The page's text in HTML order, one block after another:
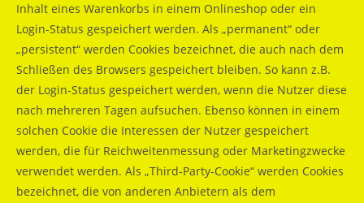
Inhalt eines Warenkorbs in einem Onlineshop oder ein
Login-Status gespeichert werden. Als „permanent“ oder
„persistent“ werden Cookies bezeichnet, die auch nach dem
Schließen des Browsers gespeichert bleiben. So kann z.B.
der Login-Status gespeichert werden, wenn die Nutzer diese
nach mehreren Tagen aufsuchen. Ebenso können in einem
solchen Cookie die Interessen der Nutzer gespeichert
werden, die für Reichweitenmessung oder Marketingzwecke
verwendet werden. Als „Third-Party-Cookie“ werden Cookies
bezeichnet, die von anderen Anbietern als dem